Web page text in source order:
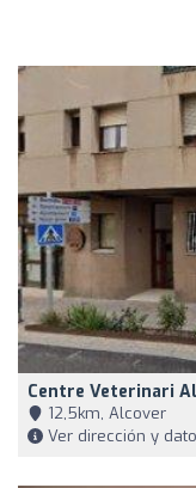
Centre Veterinari
12,5km, Alcover
Ver dirección y